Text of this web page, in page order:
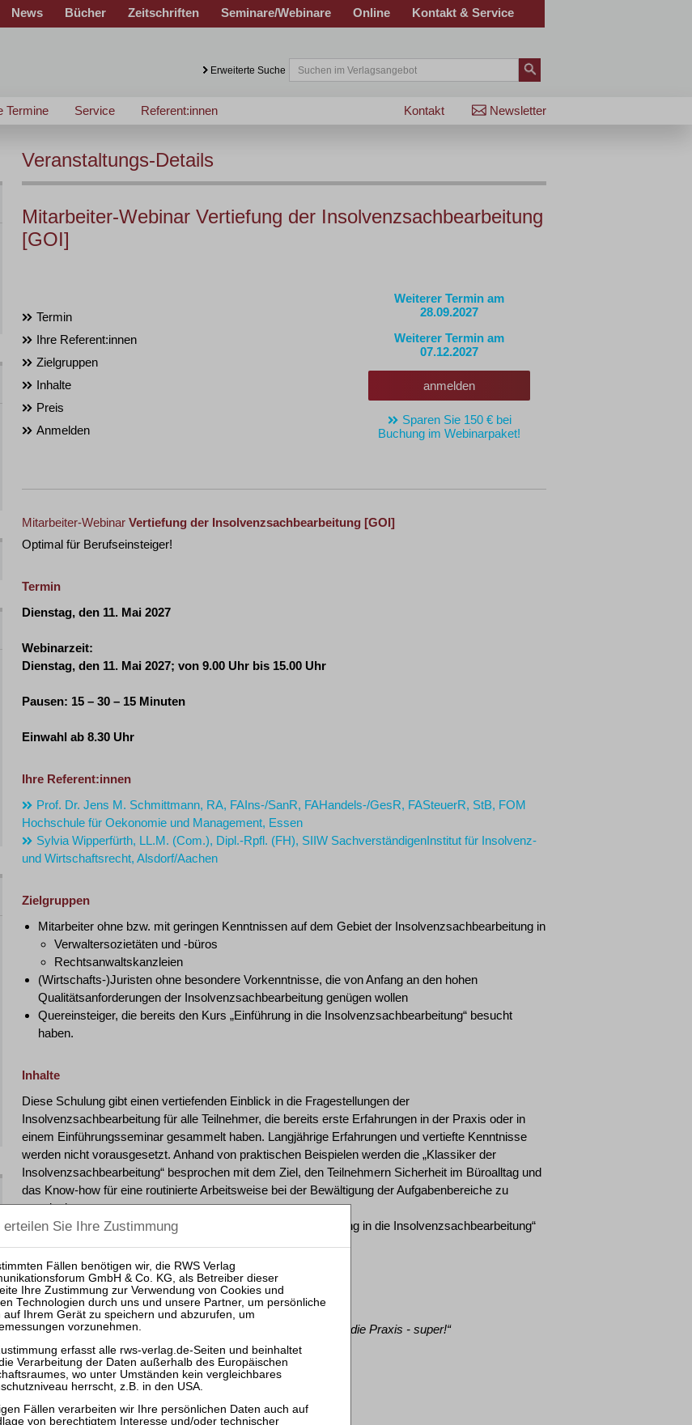
News Bücher Zeitschriften Seminare/Webinare Online Kontakt & Service
Erweiterte Suche
Termine Service Referent:innen Newsletter
Kontakt
Veranstaltungs-Details
Mitarbeiter-Webinar Vertiefung der Insolvenzsachbearbeitung
[GOI]
Termin
Ihre Referent:innen
Zielgruppen
Inhalte
Preis
Anmelden
Weiterer Termin am
28.09.2027
Weiterer Termin am
07.12.2027
anmelden
Sparen Sie 150 € bei
Buchung im Webinarpaket!
Mitarbeiter-Webinar Vertiefung der Insolvenzsachbearbeitung [GOI]
Optimal für Berufseinsteiger!
Termin
Dienstag, den 11. Mai 2027
Webinarzeit:
Dienstag, den 11. Mai 2027; von 9.00 Uhr bis 15.00 Uhr
Pausen: 15 – 30 – 15 Minuten
Einwahl ab 8.30 Uhr
Ihre Referent:innen
Prof. Dr. Jens M. Schmittmann, RA, FAIns-/SanR, FAHandels-/GesR, FASteuerR, StB, FOM
Hochschule für Oekonomie und Management, Essen
Sylvia Wipperfürth, LL.M. (Com.), Dipl.-Rpfl. (FH), SIIW SachverständigenInstitut für Insolvenz-
und Wirtschaftsrecht, Alsdorf/Aachen
Zielgruppen
Mitarbeiter ohne bzw. mit geringen Kenntnissen auf dem Gebiet der Insolvenzsachbearbeitung in
Verwaltersozietäten und -büros
Rechtsanwaltskanzleien
(Wirtschafts-)Juristen ohne besondere Vorkenntnisse, die von Anfang an den hohen
Qualitätsanforderungen der Insolvenzsachbearbeitung genügen wollen
Quereinsteiger, die bereits den Kurs „Einführung in die Insolvenzsachbearbeitung“ besucht
haben.
Inhalte
Diese Schulung gibt einen vertiefenden Einblick in die Fragestellungen der
Insolvenzsachbearbeitung für alle Teilnehmer, die bereits erste Erfahrungen in der Praxis oder in
einem Einführungsseminar gesammelt haben. Langjährige Erfahrungen und vertiefte Kenntnisse
werden nicht vorausgesetzt. Anhand von praktischen Beispielen werden die „Klassiker der
Insolvenzsachbearbeitung“ besprochen mit dem Ziel, den Teilnehmern Sicherheit im Büroalltag und
das Know-how für eine routinierte Arbeitsweise bei der Bewältigung der Aufgabenbereiche zu
vermitteln.
Für Quereinsteigende geeignet, die bereits den Kurs „Einführung in die Insolvenzsachbearbeitung“
Feedback
„Informationen hilfreich und leicht verständlich erklärt.“
„Der Bezug auf die aktuelle Rechtsprechung ist hilfreich für die Praxis - super!“
Kosten
575,00 € zzgl. MwSt. (= brutto 684,25 €)